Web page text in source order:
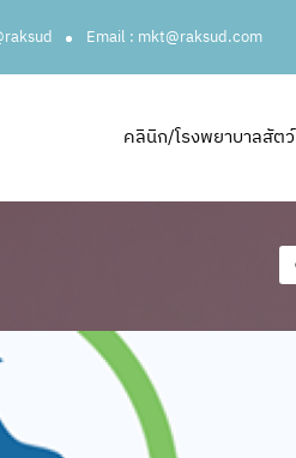
Email : mkt@raksud.com
คลินิก/โรงพยาบาลสัตว์